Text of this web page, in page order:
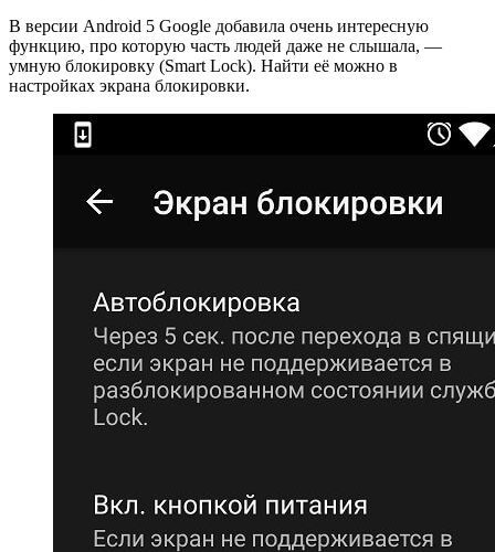
В версии Android 5 Google добавила очень интересную
функцию, про которую часть людей даже не слышала, —
умную блокировку (Smart Lock). Найти её можно в
настройках экрана блокировки.